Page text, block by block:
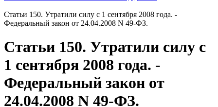
Статьи 150. Утратили силу с 1 сентября 2008 года. -
Федеральный закон от 24.04.2008 N 49-ФЗ.
Статьи 150. Утратили силу с
1 сентября 2008 года. -
Федеральный закон от
24.04.2008 N 49-ФЗ.